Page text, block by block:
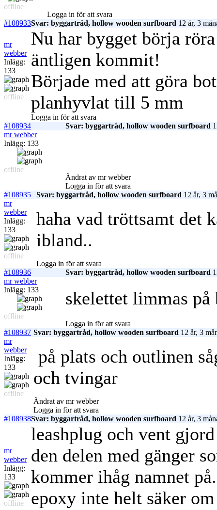
offline
Logga in för att svara
#108933Svar: byggartråd, hollow wooden surfboard 12 år, 3
mr
webber
Inlägg:
133
offline
Nu har bygget börja
äntligen kommit!
Började med att göra
planhyvlat till 5 mm
Logga in för att svara
#108934
Svar: byggartråd, hollow wooden surfboard
mr webber
Inlägg: 133
offline
Ändrat av mr webber
Logga in för att svara
#108935
Svar: byggartråd, hollow wooden surfboard 12 år, 3
mr
webber
Inlägg:
133
offline
haha vad tröttsamt det
ibland..
Logga in för att svara
#108936
Svar: byggartråd, hollow wooden surfboard
mr webber
Inlägg: 133
offline
skelettet limmas på
Logga in för att svara
#108937 Svar: byggartråd, hollow wooden surfboard 12 år, 3
mr
webber
Inlägg:
133
offline
på plats och outlinen
och tvingar
Ändrat av mr webber
Logga in för att svara
#108938Svar: byggartråd, hollow wooden surfboard 12 år, 3
mr
webber
Inlägg:
133
offline
leashplug och vent
den delen med gänger
kommer ihåg namnet
epoxy inte helt säker